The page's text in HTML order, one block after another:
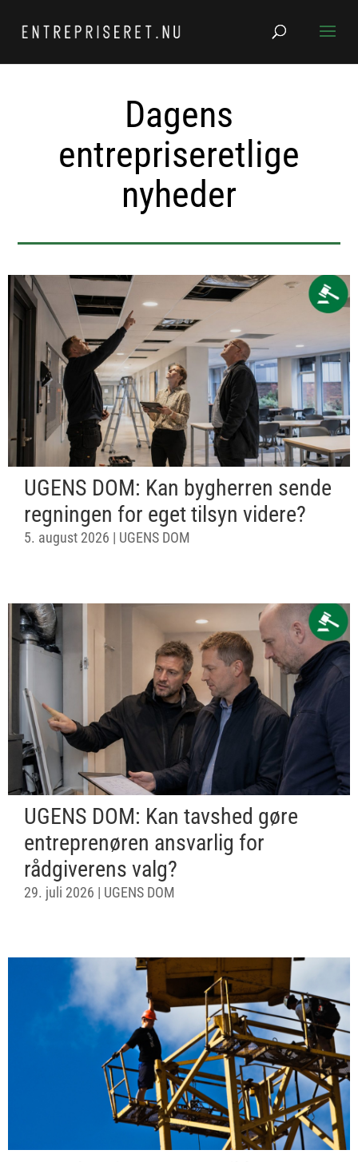
Dagens
entrepriseretlige
nyheder
UGENS DOM: Kan bygherren sende
regningen for eget tilsyn videre?
5. august 2026 | UGENS DOM
UGENS DOM: Kan tavshed gøre
entreprenøren ansvarlig for
rådgiverens valg?
29. juli 2026 | UGENS DOM